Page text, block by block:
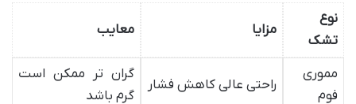
نوع
تشک
مزایا معایب
مموری
فوم
راحتی عالی کاهش فشار
گران تر ممکن است
گرم باشد